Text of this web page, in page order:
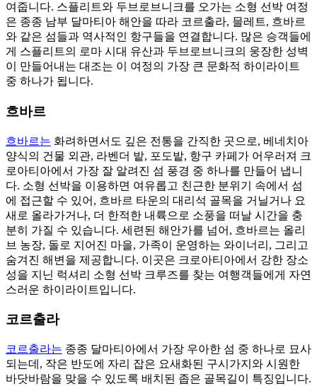
여줍니다. 스플리트와 두브로브니크를 오가는 소형 선박 여정
은 종종 남부 달마티아 해안을 따라 코르출라, 믈레트, 흐바르
와 같은 섬들과 역사적인 항구들을 연결합니다. 많은 승객들에
게 스플리트의 로마 시대 유산과 두브로브니크의 웅장한 성벽
이 만들어내는 대조는 이 여정의 가장 큰 문화적 하이라이트
중 하나가 됩니다.
흐바르
흐바르는 화려하면서도 깊은 전통을 간직한 곳으로, 베네치아
양식의 건물 외관, 라벤더 밭, 포도밭, 항구 카페가 어우러져 크
로아티아에서 가장 잘 알려진 섬 풍경 중 하나를 만들어 냅니
다. 소형 선박을 이용하면 여유롭고 친근한 분위기 속에서 섬
에 접근할 수 있어, 흐바르 타운의 대리석 골목을 거닐거나 요
새로 올라가거나, 더 한적한 내륙으로 소풍을 떠날 시간을 충
분히 가질 수 있습니다. 세련된 해안가를 넘어, 흐바르는 올리
브 농장, 돌로 지어진 마을, 가족이 운영하는 와이너리, 그리고
숨겨진 해변을 제공합니다. 이곳은 크로아티아에서 강한 장소
성을 지닌 럭셔리 소형 선박 크루즈를 찾는 여행객들에게 자연
스러운 하이라이트입니다.
코르출라
코르출라는 종종 달마티아에서 가장 우아한 섬 중 하나로 묘사
되는데, 작은 반도에 자리 잡은 요새화된 구시가지와 시원한
바닷바람을 맞을 수 있도록 배치된 좁은 골목길이 특징입니다.